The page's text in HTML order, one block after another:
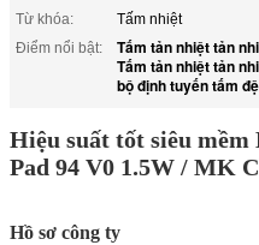
Từ khóa:
Tấm nhiệt
Điểm nổi bật:
Tấm tản nhiệt tản
Tấm tản nhiệt tản
bộ định tuyến tấm
Hiệu suất tốt siêu
Pad 94 V0 1.5W / MK
Hồ sơ công ty